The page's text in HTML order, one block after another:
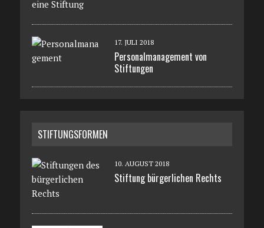
17. JULI 2018
Personalmanagement von
Stiftungen
STIFTUNGSFORMEN
10. AUGUST 2018
Stiftung bürgerlichen Rechts